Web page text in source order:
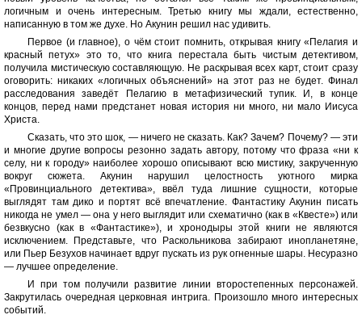
логичным и очень интересным. Третью книгу мы ждали, естественно,
написанную в том же духе. Но Акунин решил нас удивить.
Первое (и главное), о чём стоит помнить, открывая книгу «Пелагия и
красный петух» это то, что книга перестала быть чистым детективом,
получила мистическую составляющую. Не раскрывая всех карт, стоит сразу
оговорить: никаких «логичных объяснений» на этот раз не будет. Финал
расследования заведёт Пелагию в метафизический тупик. И, в конце
концов, перед нами предстанет новая история ни много, ни мало Иисуса
Христа.
Сказать, что это шок, — ничего не сказать. Как? Зачем? Почему? — эти
и многие другие вопросы резонно задать автору, потому что фраза «ни к
селу, ни к городу» наиболее хорошо описывают всю мистику, закрученную
вокруг сюжета. Акунин нарушил целостность уютного мирка
«Провинциального детектива», ввёл туда лишние сущности, которые
выглядят там дико и портят всё впечатление. Фантастику Акунин писать
никогда не умел — она у него выглядит или схематично (как в «Квесте») или
безвкусно (как в «Фантастике»), и хронодыры этой книги не являются
исключением. Представьте, что Раскольникова забирают инопланетяне,
или Пьер Безухов начинает вдруг пускать из рук огненные шары. Несуразно
— лучшее определение.
И при том получили развитие линии второстепенных персонажей.
Закрутилась очередная церковная интрига. Произошло много интересных
событий.